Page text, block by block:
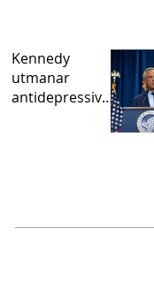
Kennedy
utmanar
antidepressivae
den studie som